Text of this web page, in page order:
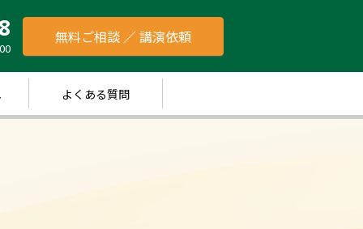
無料ご相談 ／ 講演依頼
よくある質問